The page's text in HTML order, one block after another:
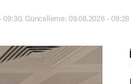
Güncelleme: 09.08.2026 - 09:28